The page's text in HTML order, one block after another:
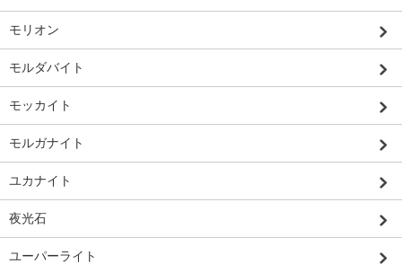
モリオン
モルダバイト
モッカイト
モルガナイト
ユカナイト
夜光石
ユーパーライト